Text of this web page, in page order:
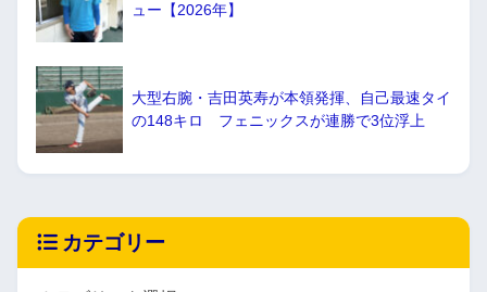
ュー【2026年】
大型右腕・吉田英寿が本領発揮、自己最速タイ
の148キロ フェニックスが連勝で3位浮上
カテゴリー